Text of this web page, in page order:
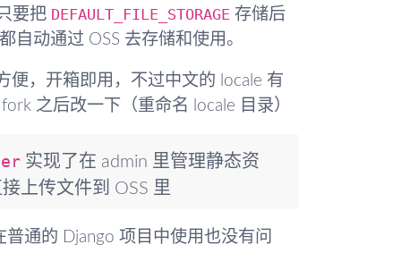
要把 DEFAULT_FILE_STORAGE 存储后
自动通过 OSS 去存储和使用。
便，开箱即用，不过中文的 locale 有
之后改一下（重命名 locale 目录）
实现了在 admin 里管理静态资
上传文件到 OSS 里
通的 Django 项目中使用也没有问